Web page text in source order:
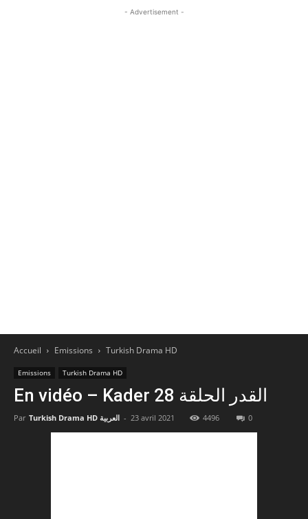
- Advertisement -
Accueil Emissions Turkish Drama HD
Emissions Turkish Drama HD
En vidéo – Kader 28 القدر الحلقة
Par Turkish Drama HD العربية - 23 avril 2021 4496 0